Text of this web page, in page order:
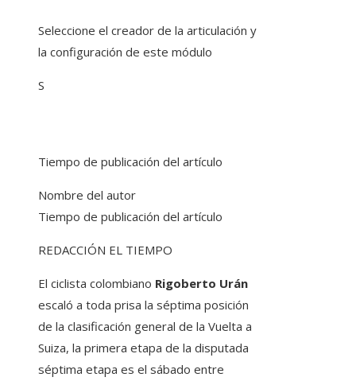
Seleccione el creador de la articulación y
la configuración de este módulo
S
Tiempo de publicación del artículo
Nombre del autor
Tiempo de publicación del artículo
REDACCIÓN EL TIEMPO
El ciclista colombiano Rigoberto Urán
escaló a toda prisa la séptima posición
de la clasificación general de la Vuelta a
Suiza, la primera etapa de la disputada
séptima etapa es el sábado entre